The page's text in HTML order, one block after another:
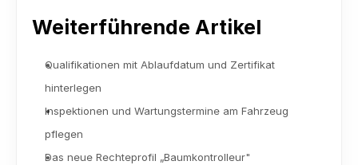
Weiterführende Artikel
Qualifikationen mit Ablaufdatum und Zertifikat
hinterlegen
Inspektionen und Wartungstermine am Fahrzeug
pflegen
Das neue Rechteprofil „Baumkontrolleur"